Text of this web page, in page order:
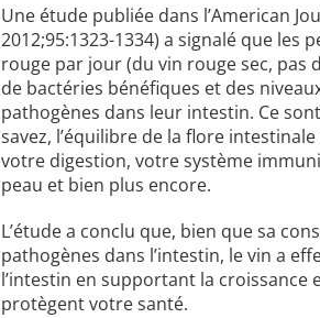
Une étude publiée dans l’American
2012;95:1323-1334) a signalé que les
rouge par jour (du vin rouge sec, pas
de bactéries bénéfiques et des
pathogènes dans leur intestin. Ce
savez, l’équilibre de la flore
votre digestion, votre système
peau et bien plus encore.
L’étude a conclu que, bien que sa
pathogènes dans l’intestin, le vin a
l’intestin en supportant la croissance
protègent votre santé.